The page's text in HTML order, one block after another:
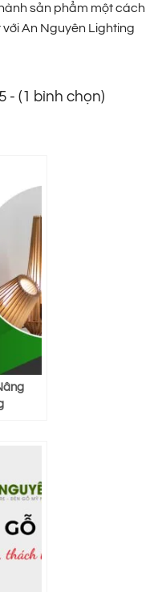
sản phẩm một cách
An Nguyên Lighting
- (1 bình chọn)